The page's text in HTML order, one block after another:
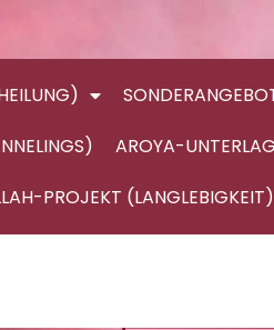
AROYA-
PROJEKT (LANGLEBIGKEIT)